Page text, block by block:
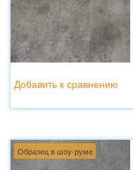
Добавить к сравнению
Образец в шоу-руме